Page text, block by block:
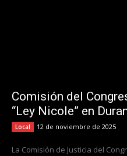
Comisión del
“Ley Nicole” en
Local 12 de noviembre de 2025
La Comisión de Justicia del